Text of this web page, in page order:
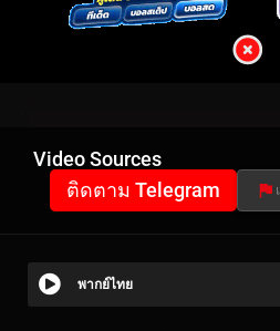
Video Sources
ติดตาม Telegram
พากย์ไทย